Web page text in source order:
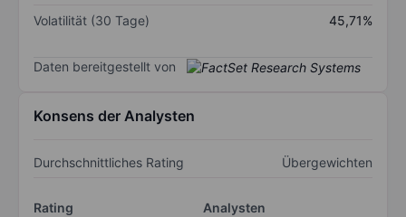
Volatilität (30 Tage)
45,71%
Daten bereitgestellt von
Konsens der Analysten
Durchschnittliches Rating Übergewichten
Rating
Analysten